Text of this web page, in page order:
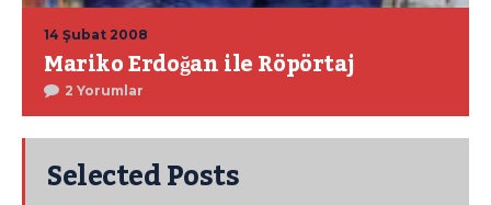
14 Şubat 2008
Mariko Erdoğan ile Röpörtaj
2 Yorumlar
Selected Posts